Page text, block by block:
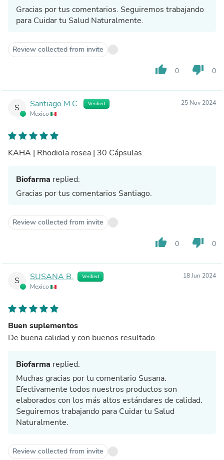
Gracias por tus comentarios. Seguiremos trabajando
para Cuidar tu Salud Naturalmente.
Review collected from invite
thumb_up 0 thumb_down 0
S Santiago M.C. Verified
Mexico
25 Nov 2024
KAHA | Rhodiola rosea | 30 Cápsulas.
Biofarma replied:
Gracias por tus comentarios Santiago.
Review collected from invite
thumb_up 0 thumb_down 0
S SUSANA B. Verified
Mexico
18 Jun 2024
Buen suplementos
De buena calidad y con buenos resultado.
Biofarma replied:
Muchas gracias por tu comentario Susana.
Efectivamente todos nuestros productos son
elaborados con los más altos estándares de calidad.
Seguiremos trabajando para Cuidar tu Salud
Naturalmente.
Review collected from invite